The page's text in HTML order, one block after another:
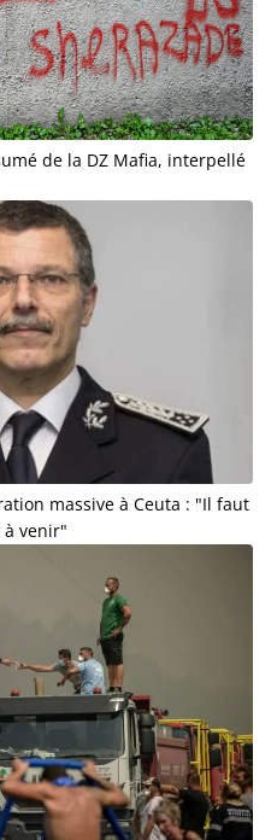
de la DZ Mafia, interpellé
massive à Ceuta : "Il faut
à venir"